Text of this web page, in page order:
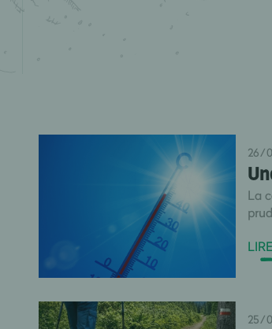
26/
La
25/